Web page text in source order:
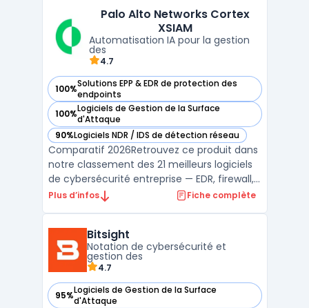
entreprises de contrôler et de sécuriser
l'accès à leurs données et ...
Palo Alto Networks Cortex
XSIAM
Automatisation IA pour la gestion
des
4.7
100%Solutions EPP & EDR de protection des
endpoints
— voir Palo Alto Networks Cortex XSIAM dans cette
100%Logiciels de Gestion de la Surface
d'Attaque
— voir Palo Alto Networks Cortex XSIAM dans cette
90%Logiciels NDR / IDS de détection réseau
— voir Palo Alto Networks Cortex XSIAM dans cette
Comparatif 2026Retrouvez ce produit dans
notre classement des 21 meilleurs logiciels
de cybersécurité entreprise — EDR, firewall,
SIEM, XDR. ...
Plus d’infos Fiche complète
Bitsight
Notation de cybersécurité et
gestion des
4.7
95%Logiciels de Gestion de la Surface
d'Attaque
— voir Bitsight dans cette catégorie